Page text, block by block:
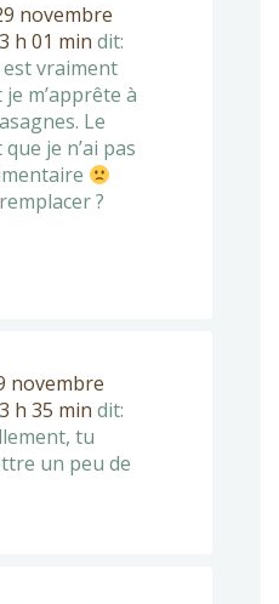
novembre
h 01 min dit:
vraiment
m’apprête à
Le
je n’ai pas
?
novembre
h 35 min dit:
tu
un peu de